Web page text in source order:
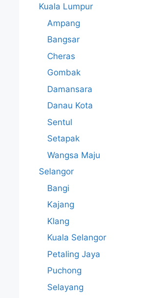
Kuala Lumpur
Ampang
Bangsar
Cheras
Gombak
Damansara
Danau Kota
Sentul
Setapak
Wangsa Maju
Selangor
Bangi
Kajang
Klang
Kuala Selangor
Petaling Jaya
Puchong
Selayang